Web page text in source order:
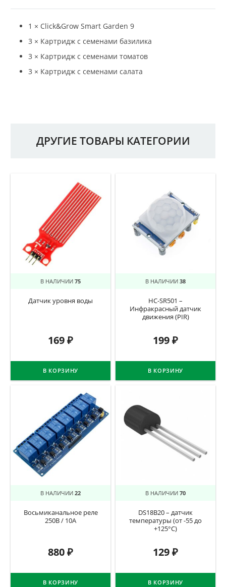
1 × Click&Grow Smart Garden 9
3 × Картридж с семенами базилика
3 × Картридж с семенами томатов
3 × Картридж с семенами салата
ДРУГИЕ ТОВАРЫ КАТЕГОРИИ
В НАЛИЧИИ 75
Датчик уровня воды
169₽
В КОРЗИНУ
В НАЛИЧИИ 38
HC-SR501 –
Инфракрасный датчик
движения (PIR)
199₽
В КОРЗИНУ
В НАЛИЧИИ 22
Восьмиканальное реле
250В / 10А
880₽
В КОРЗИНУ
В НАЛИЧИИ 70
DS18B20 – датчик
температуры (от -55 до
+125°C)
129₽
В КОРЗИНУ